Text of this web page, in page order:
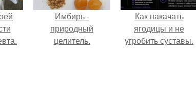
Имбирь -
природный
целитель.
Как накачать
ягодицы и не
угробить суставы.